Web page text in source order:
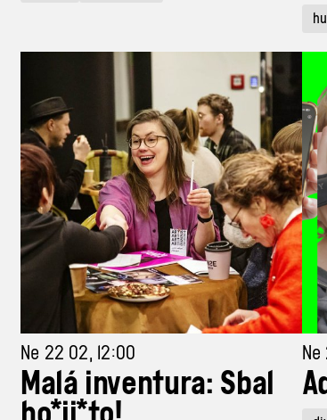
Ne 22 02, 12:00
Malá inventura: Sbal